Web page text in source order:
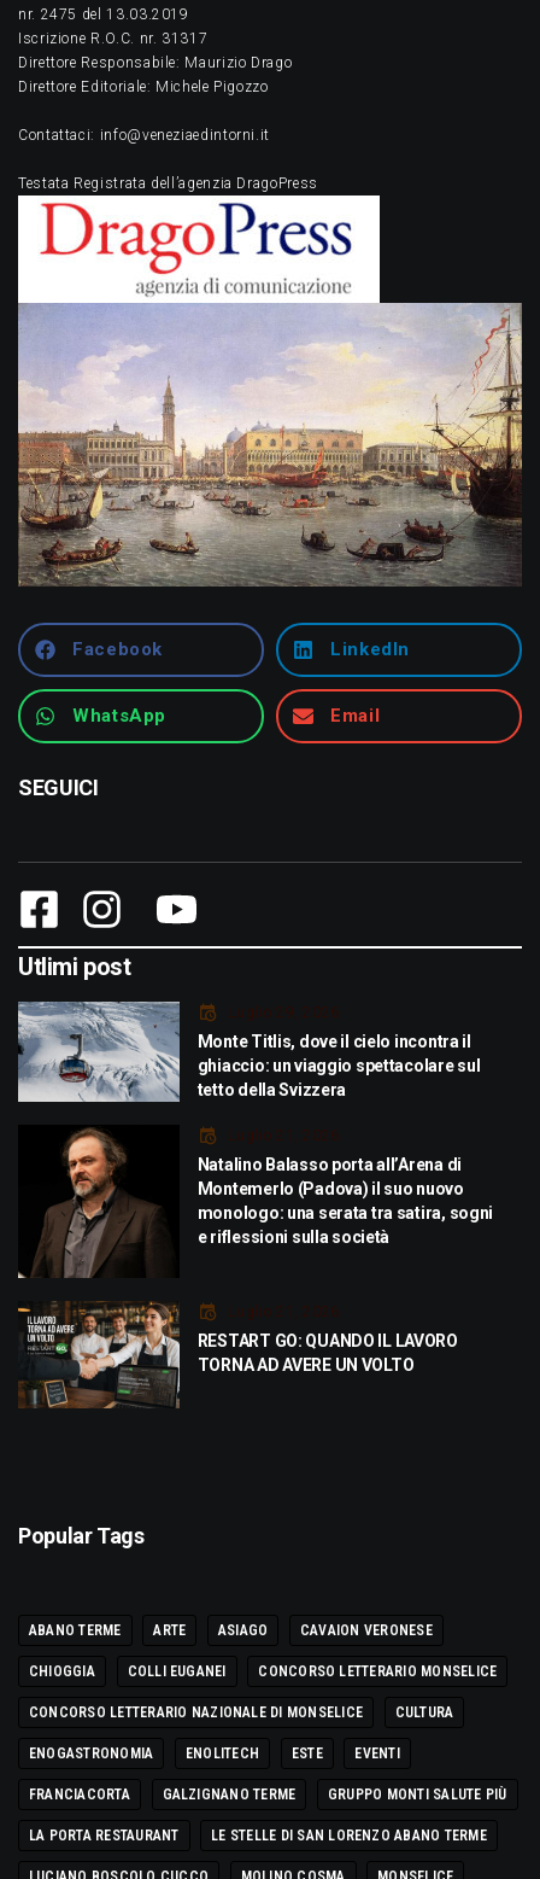
nr. 2475 del 13.03.2019
Iscrizione R.O.C. nr. 31317
Direttore Responsabile: Maurizio Drago
Direttore Editoriale: Michele Pigozzo
Contattaci: info@veneziaedintorni.it
Testata Registrata dell’agenzia DragoPress
Facebook LinkedIn
WhatsApp Email
SEGUICI
Utlimi post
Luglio 29, 2026
Monte Titlis, dove il cielo incontra il
ghiaccio: un viaggio spettacolare sul
tetto della Svizzera
Luglio 21, 2026
Natalino Balasso porta all’Arena di
Montemerlo (Padova) il suo nuovo
monologo: una serata tra satira, sogni
e riflessioni sulla società
Luglio 21, 2026
RESTART GO: QUANDO IL LAVORO
TORNA AD AVERE UN VOLTO
Popular Tags
ABANO TERME ARTE ASIAGO CAVAION VERONESE
CHIOGGIA COLLI EUGANEI CONCORSO LETTERARIO MONSELICE
CONCORSO LETTERARIO NAZIONALE DI MONSELICE CULTURA
ENOGASTRONOMIA ENOLITECH ESTE EVENTI
FRANCIACORTA GALZIGNANO TERME GRUPPO MONTI SALUTE PIÙ
LA PORTA RESTAURANT LE STELLE DI SAN LORENZO ABANO TERME